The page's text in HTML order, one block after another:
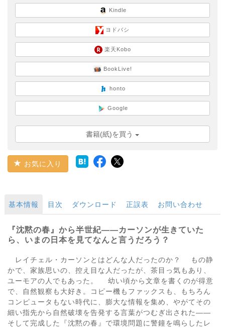
Kindle
ヨドバシ
楽天Kobo
BookLive!
honto
Google
書籍(紙)を買う
お気に入り
基本情報 目次 ダウンロード 正誤表 お問い合わせ
『沈黙の春』から半世紀――カーソンが生きていた
ら、いまの日本を見てなんと言うだろう？
レイチェル・カーソンとはどんな人だったのか？ もの静
かで、家族思いの、控え目な人だったが、茶目っ気もあり、
ユーモアの人でもあった。 幼い頃から文章を書くのが得意
で、自然観察も大好き。コピー機もファックスも、もちろん
コンピュータもない時代に、膨大な情報を集め、やがてその
細い指先から自然破壊を告発する言葉がつむぎ出された――
そして完成した『沈黙の春』で環境問題に警鐘を鳴らしたレ